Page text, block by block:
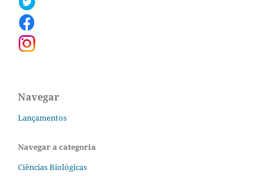
Navegar
Lançamentos
Navegar a categoria
Ciências Biológicas